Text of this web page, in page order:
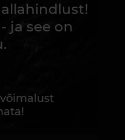
allahindlust!
ja see on